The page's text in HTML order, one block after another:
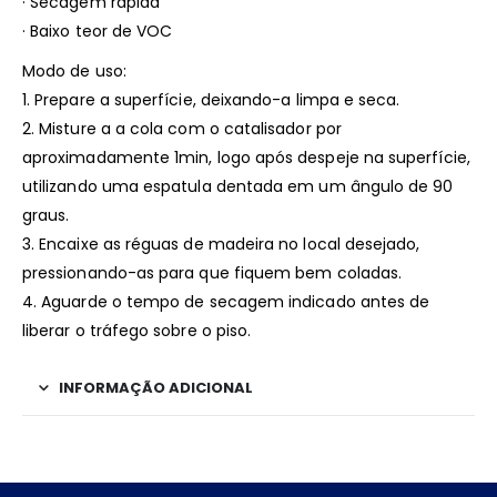
· Baixo teor de VOC
Modo de uso:
1. Prepare a superfície, deixando-a limpa e seca.
2. Misture a a cola com o catalisador por
aproximadamente 1min, logo após despeje na superfície,
utilizando uma espatula dentada em um ângulo de 90
graus.
3. Encaixe as réguas de madeira no local desejado,
pressionando-as para que fiquem bem coladas.
4. Aguarde o tempo de secagem indicado antes de
liberar o tráfego sobre o piso.
INFORMAÇÃO ADICIONAL